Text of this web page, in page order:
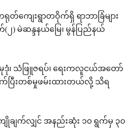
ကျေးရွာတဝိုက်ရှိ ရာဘာခြံများ
မဲဆန္ဒနယ်မြေ၊ မွန်ပြည်နယ်
၊ သံဖြူဇရပ်၊ ရေးကလူငယ်အတော်
က်ပြီးတစ်မှုဖမ်းထားတယ်လို့ သိရ
ချက်လျှင် အနည်းဆုံး ၁၀ ရွက်မှ ၃၀